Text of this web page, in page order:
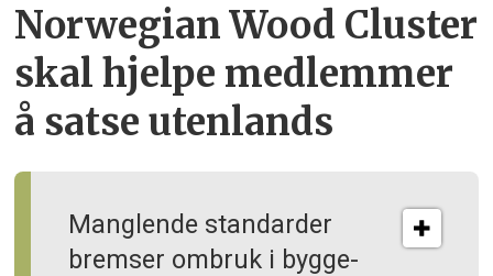
Norwegian Wood Cluster
skal hjelpe medlemmer
å satse utenlands
Manglende standarder
bremser ombruk i bygge­